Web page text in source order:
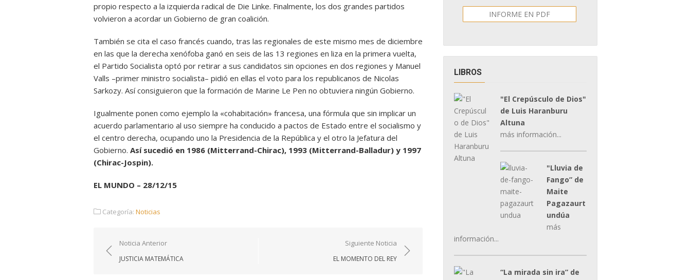
propio respecto a la izquierda radical de Die Linke. Finalmente, los dos grandes partidos
volvieron a acordar un Gobierno de gran coalición.
También se cita el caso francés cuando, tras las regionales de este mismo mes de diciembre
en las que la derecha xenófoba ganó en seis de las 13 regiones en liza en la primera vuelta,
el Partido Socialista optó por retirar a sus candidatos sin opciones en dos regiones y Manuel
Valls –primer ministro socialista– pidió en ellas el voto para los republicanos de Nicolas
Sarkozy. Así consiguieron que la formación de Marine Le Pen no obtuviera ningún Gobierno.
Igualmente ponen como ejemplo la «cohabitación» francesa, una fórmula que sin implicar un
acuerdo parlamentario al uso siempre ha conducido a pactos de Estado entre el socialismo y
el centro derecha, ocupando uno la Presidencia de la República y el otro la Jefatura del
Gobierno. Así sucedió en 1986 (Mitterrand-Chirac), 1993 (Mitterrand-Balladur) y 1997
(Chirac-Jospin).
EL MUNDO – 28/12/15
Categoría: Noticias
Navegación
de
Noticia Anterior
JUSTICIA MATEMÁTICA
Siguiente Noticia
EL MOMENTO DEL REY
INFORME EN PDF
LIBROS
"El Crepúsculo de Dios"
de Luis Haranburu
Altuna
más información...
"Lluvia de
Fango” de
Maite
Pagazaurt
undúa
más
información...
“La mirada sin ira” de